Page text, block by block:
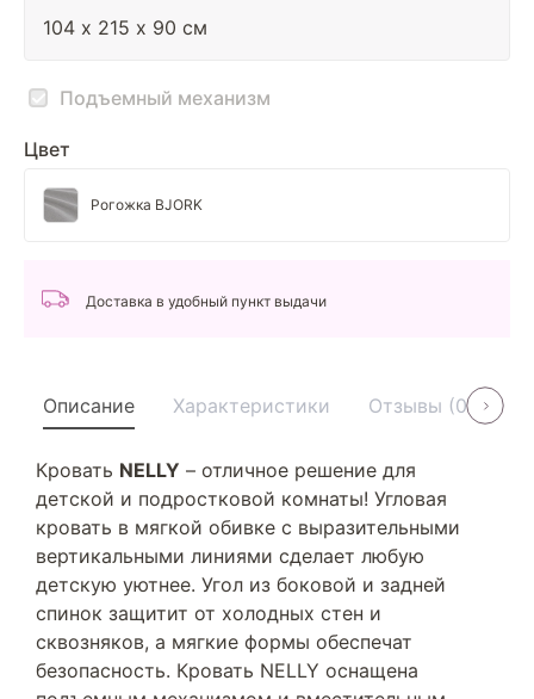
Подъемный механизм
Цвет
Рогожка BJORK
Доставка в удобный пункт выдачи
Описание Характеристики Отзывы (0)
Кровать NELLY – отличное решение для
детской и подростковой комнаты! Угловая
кровать в мягкой обивке с выразительными
вертикальными линиями сделает любую
детскую уютнее. Угол из боковой и задней
спинок защитит от холодных стен и
сквозняков, а мягкие формы обеспечат
безопасность. Кровать NELLY оснащена